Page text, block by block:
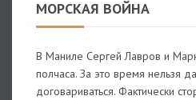
МОРСКАЯ ВОЙНА
В Маниле Сергей Лавров и
полчаса. За это время нельзя
договариваться. Фактически